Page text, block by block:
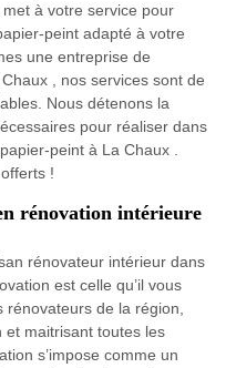
à votre service pour
peint adapté à votre
une entreprise de
, nos services sont de
Nous détenons la
pour réaliser dans
peint à La Chaux .
!
rénovation intérieure
rénovateur intérieur dans
est celle qu’il vous
de la région,
et maitrisant toutes les
s’impose comme un